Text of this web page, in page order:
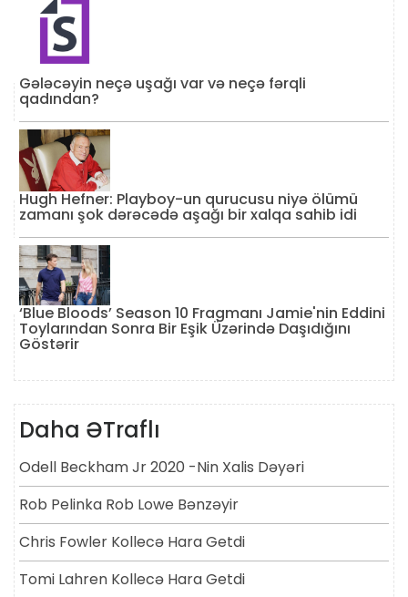
Gələcəyin neçə uşağı var və neçə fərqli
qadından?
Hugh Hefner: Playboy-un qurucusu niyə ölümü
zamanı şok dərəcədə aşağı bir xalqa sahib idi
‘Blue Bloods’ Season 10 Fragmanı Jamie'nin Eddini
Toylarından Sonra Bir Eşik Üzərində Daşıdığını
Göstərir
Daha ƏTraflı
Odell Beckham Jr 2020 -nin Xalis Dəyəri
Rob Pelinka Rob Lowe Bənzəyir
Chris Fowler Kollecə Hara Getdi
Tomi Lahren Kollecə Hara Getdi